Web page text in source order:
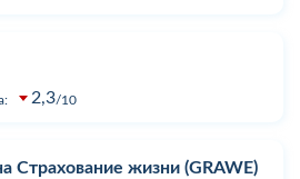
2,3 10
Страхование жизни (GRAWE)